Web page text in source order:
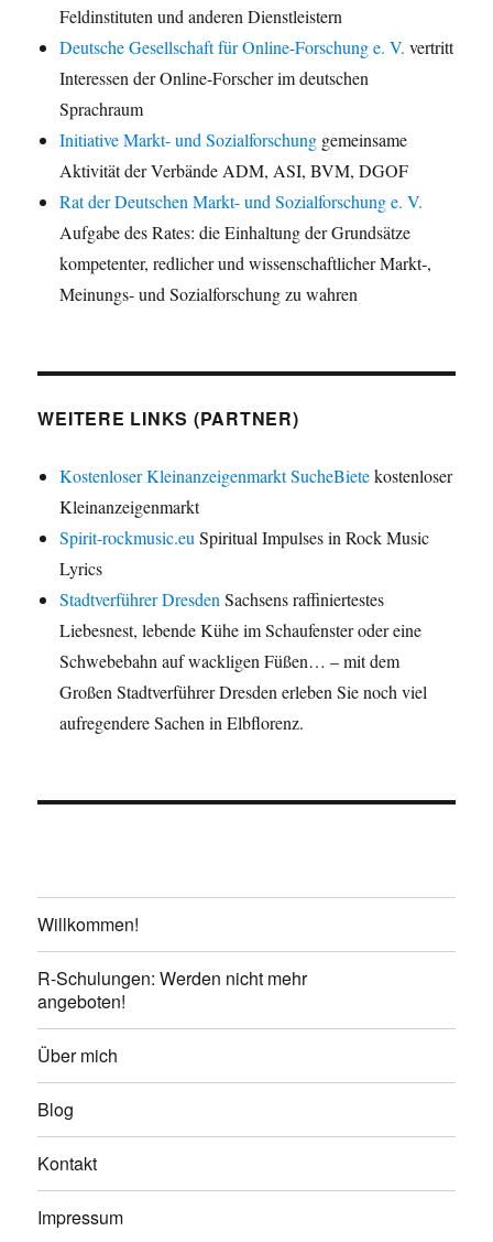
Feldinstituten und anderen Dienstleistern
Deutsche Gesellschaft für Online-Forschung e. V. vertritt
Interessen der Online-Forscher im deutschen
Sprachraum
Initiative Markt- und Sozialforschung gemeinsame
Aktivität der Verbände ADM, ASI, BVM, DGOF
Rat der Deutschen Markt- und Sozialforschung e. V.
Aufgabe des Rates: die Einhaltung der Grundsätze
kompetenter, redlicher und wissenschaftlicher Markt-,
Meinungs- und Sozialforschung zu wahren
WEITERE LINKS (PARTNER)
Kostenloser Kleinanzeigenmarkt SucheBietekostenloser
Kleinanzeigenmarkt
Spirit-rockmusic.eu Spiritual Impulses in Rock Music
Lyrics
Stadtverführer Dresden Sachsens raffiniertestes
Liebesnest, lebende Kühe im Schaufenster oder eine
Schwebebahn auf wackligen Füßen… – mit dem
Großen Stadtverführer Dresden erleben Sie noch viel
aufregendere Sachen in Elbflorenz.
Willkommen!
R-Schulungen: Werden nicht mehr
angeboten!
Über mich
Blog
Kontakt
Impressum